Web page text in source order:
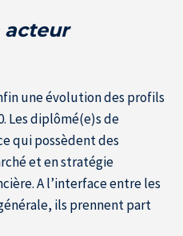
acteur
une évolution des profils
Les diplômé(e)s de
qui possèdent des
et en stratégie
A l’interface entre les
ils prennent part